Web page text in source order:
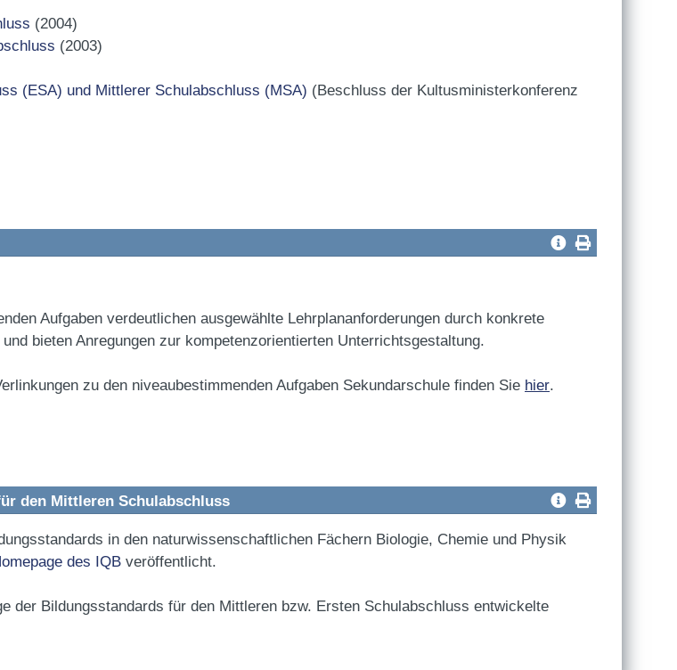
(2004)
(2003)
(ESA) und Mittlerer Schulabschluss (MSA) (Beschluss der Kultusministerkonferenz
Aufgaben verdeutlichen ausgewählte Lehrplananforderungen durch konkrete
bieten Anregungen zur kompetenzorientierten Unterrichtsgestaltung.
zu den niveaubestimmenden Aufgaben Sekundarschule finden Sie hier.
den Mittleren Schulabschluss
in den naturwissenschaftlichen Fächern Biologie, Chemie und Physik
des IQB veröffentlicht.
der Bildungsstandards für den Mittleren bzw. Ersten Schulabschluss entwickelte